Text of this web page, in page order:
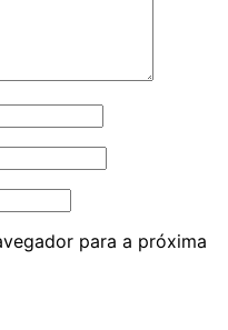
para a próxima